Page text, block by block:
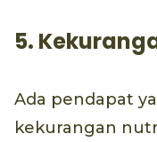
5.
Ada pendapat
kekurangan